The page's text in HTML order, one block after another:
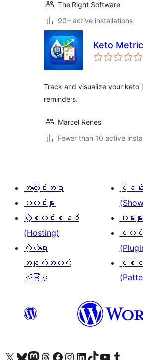
The Right Software
90+ active installations
Keto
Track and visualize your keto
reminders.
Marcel Renes
Fewer than 10 active
အကြောင်းအရာ
သတင်းများ
ဟို့စတင်းစနစ်
(Hosting)
ကိုယ်ရေး
အချက်အလက်
လုံခြုံမှု
ပြခန်း
သီးမား
ပလပ်
ပုံစံငယ်
ကျွန်ုပ်တို့၏ X (ယခင် Twitter) အကောင့်သို့ သွားရောက်ကြည့်ရှုပါကျွန်ုပ်တို့၏ Bluesky အကောင့်သို့ ဝင်ရောက်ကြည့်ရှုရန်
ကျွန်ုပ်တို့၏ Mastodon အကောင့်သို့ သွားရောက်ကြည့်ရှုပါကျွန်ုပ်တို့၏ Threads အကောင့်သို့ ဝင်ရောက်ကြည့်ရှုရန်
ကျွန်ုပ်တို့၏ Facebook စာမျက်နှာသို့ သွားရောက်ကြည့်ရှုပါကျွန်ုပ်တို့၏ Instagram အကောင့်သို့ သွားရောက်ကြည့်ရှုပါ ကျွန်ုပ်တို့၏ LinkedIn အကောင့်သို့ သွားရောက်ကြည့်ရှုပါကျွန်ုပ်တို့၏ TikTok အကောင့်သို့ ဝင်ရောက်ကြည့်ရှုရန်
ကျွန်ုပ်တို့၏ YouTube ချန်နယ်သို့ သွားရောက်ကြည့်ရှုပါ ကျွန်ုပ်တို့၏ Tumblr အကောင့်သို့ ဝင်ရောက်ကြည့်ရှုရန်